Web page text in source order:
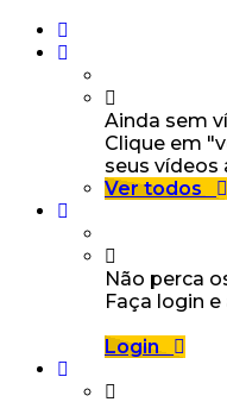
Ainda sem
Clique em
seus vídeos
Ver todos
Não perca
Faça login
Login